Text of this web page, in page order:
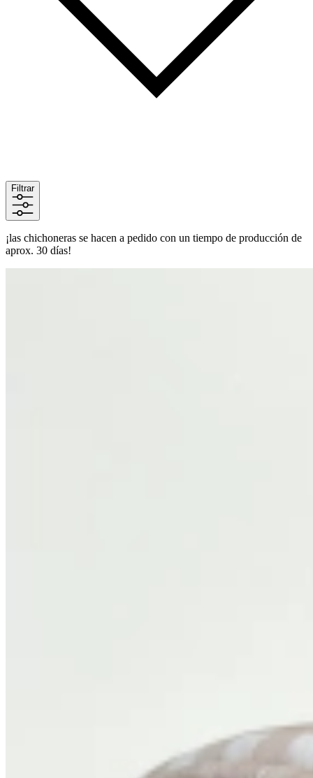
Filtrar
¡las chichoneras se hacen a pedido con un tiempo de producción de
aprox. 30 días!